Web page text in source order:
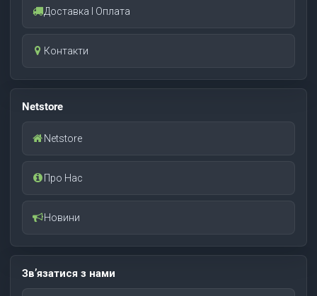
Доставка І Оплата
Контакти
Netstore
Netstore
Про Нас
Новини
Зв’язатися з нами